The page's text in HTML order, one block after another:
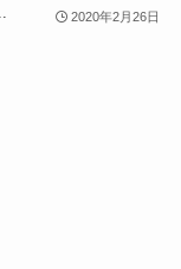
2020年2月26日